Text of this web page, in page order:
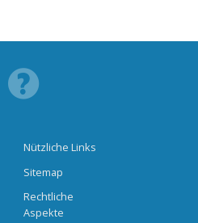
Nützliche Links
Sitemap
Rechtliche
Aspekte